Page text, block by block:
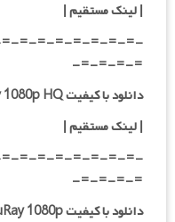
| لینک مستقیم |
=-=-=-=-=-=-=-
=-=-=-=-
دانلود با کیفیت BluRay 1080p HQ ریلیز F2M
| لینک مستقیم |
=-=-=-=-=-=-=-
=-=-=-=-
دانلود با کیفیت BluRay 1080p ریلیز F2M